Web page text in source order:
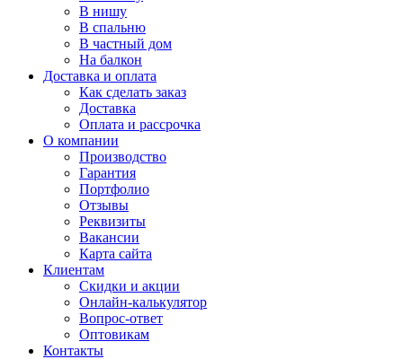
В нишу
В спальню
В частный дом
На балкон
Доставка и оплата
Как сделать заказ
Доставка
Оплата и рассрочка
О компании
Производство
Гарантия
Портфолио
Отзывы
Реквизиты
Вакансии
Карта сайта
Клиентам
Скидки и акции
Онлайн-калькулятор
Вопрос-ответ
Оптовикам
Контакты